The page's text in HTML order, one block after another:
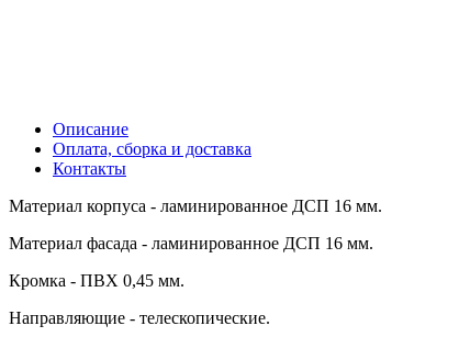
Описание
Оплата, сборка и доставка
Контакты
Материал корпуса - ламинированное ДСП 16 мм.
Материал фасада - ламинированное ДСП 16 мм.
Кромка - ПВХ 0,45 мм.
Направляющие - телескопические.